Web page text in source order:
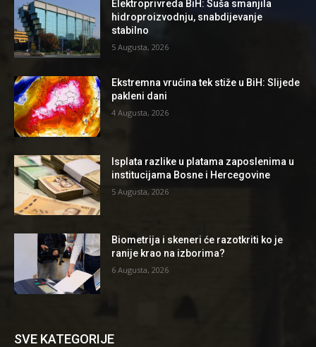
Elektroprivreda BiH: Suša smanjila
hidroproizvodnju, snabdijevanje
stabilno
5 Augusta, 2026
Ekstremna vrućina tek stiže u BiH: Slijede
pakleni dani
4 Augusta, 2026
Isplata razlike u platama zaposlenima u
institucijama Bosne i Hercegovine
5 Augusta, 2026
Biometrija i skeneri će razotkriti ko je
ranije krao na izborima?
6 Augusta, 2026
SVE KATEGORIJE